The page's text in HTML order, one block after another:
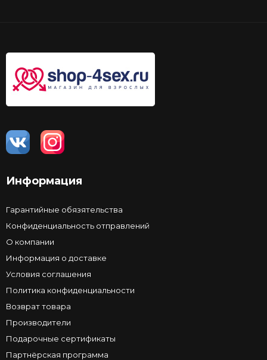
Информация
Гарантийные обязятельства
Конфиденциальность отправлений
О компании
Информация о доставке
Условия соглашения
Политика конфиденциальности
Возврат товара
Производители
Подарочные сертификаты
Партнёрская программа